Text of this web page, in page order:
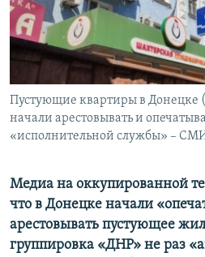
КРЫМ.НЕПОКОРЕННЫЙ
ELIFBE
УКРАИНСКАЯ ПРОБЛЕМА КРЫМА
Все сайты RFE/RL
Пустующие квартиры в Донецке
начали арестовывать и
«исполнительной службы» –
Медиа на оккупированной
что в Донецке начали
арестовывать пустующее
группировка «ДНР» не раз